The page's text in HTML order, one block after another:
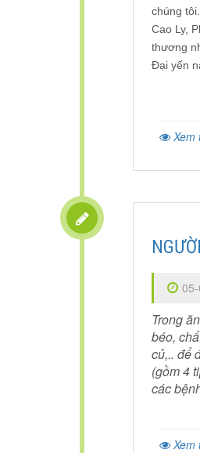
chúng
Cao Ly,
thương
Đại yến
Xem
Trong
béo,
củ,.. để
(gồm 4
các
Xem